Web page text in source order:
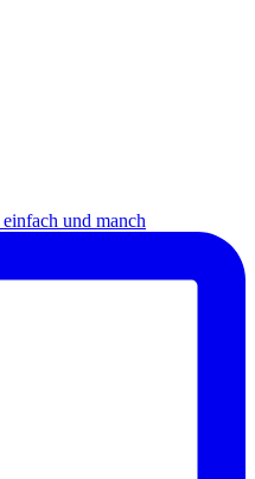
und manch